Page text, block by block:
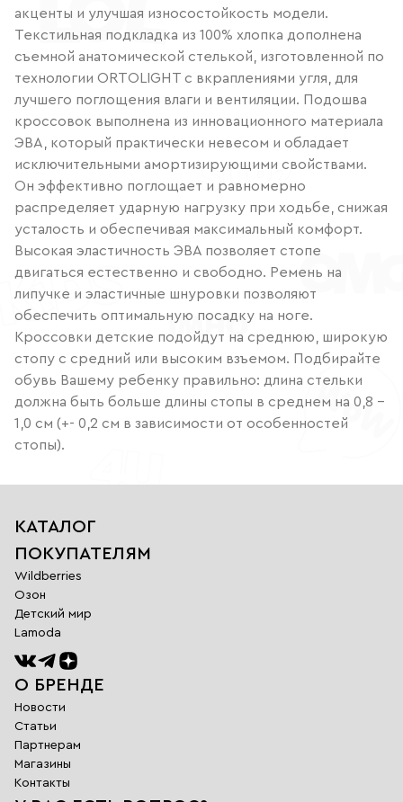
акценты и улучшая износостойкость модели.
Текстильная подкладка из 100% хлопка дополнена
съемной анатомической стелькой, изготовленной по
технологии ORTOLIGHT с вкраплениями угля, для
лучшего поглощения влаги и вентиляции. Подошва
кроссовок выполнена из инновационного материала
ЭВА, который практически невесом и обладает
исключительными амортизирующими свойствами.
Он эффективно поглощает и равномерно
распределяет ударную нагрузку при ходьбе, снижая
усталость и обеспечивая максимальный комфорт.
Высокая эластичность ЭВА позволяет стопе
двигаться естественно и свободно. Ремень на
липучке и эластичные шнуровки позволяют
обеспечить оптимальную посадку на ноге.
Кроссовки детские подойдут на среднюю, широкую
стопу с средний или высоким взъемом. Подбирайте
обувь Вашему ребенку правильно: длина стельки
должна быть больше длины стопы в среднем на 0,8 –
1,0 см (+- 0,2 см в зависимости от особенностей
стопы).
КАТАЛОГ
ПОКУПАТЕЛЯМ
Wildberries
Озон
Детский мир
Lamoda
О БРЕНДЕ
Новости
Статьи
Партнерам
Магазины
Контакты
Обратная
связь